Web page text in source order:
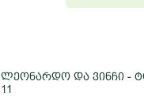
ლეონარდო და ვინჩი -
11